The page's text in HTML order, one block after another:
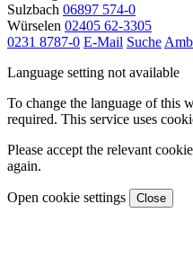
Sulzbach 06897 574-0
Würselen 02405 62-3305
0231 8787-0 E-Mail Suche
Language setting not available
To change the language of this
required. This service uses
Please accept the relevant
again.
Open cookie settings Close